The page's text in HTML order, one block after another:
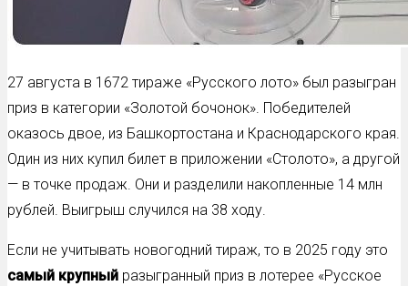
27 августа в 1672 тираже «Русского лото» был разыгран
приз в категории «Золотой бочонок». Победителей
оказось двое, из Башкортостана и Краснодарского края.
Один из них купил билет в приложении «Столото», а другой
— в точке продаж. Они и разделили накопленные 14 млн
рублей. Выигрыш случился на 38 ходу.
Если не учитывать новогодний тираж, то в 2025 году это
самый крупный разыгранный приз в лотерее «Русское